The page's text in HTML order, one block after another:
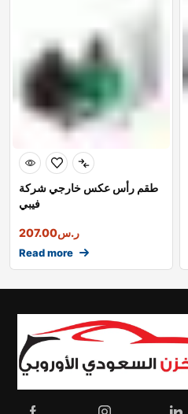
طقم رأس عكس خارجي شركة
فيبي
ر.س207.00
Read more